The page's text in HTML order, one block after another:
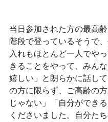
当日参加された方の最高
階段で登っているそうで
入れもほとんど一人でや
きることをやって、みん
嬉しい」と朗らかに話し
の方に限らず、ご高齢の
じゃない」「自分ができ
くださいました。自分た